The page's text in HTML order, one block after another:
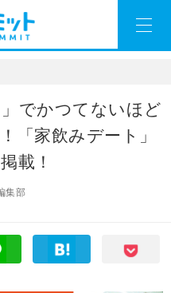
でかつてないほど
「家飲みデート」
載！
集部